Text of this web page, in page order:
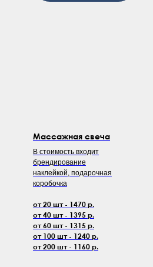
Массажная свеча
В стоимость входит
брендирование
наклейкой, подарочная
коробочка
от 20 шт - 1470 р.
от 40 шт - 1395 р.
от 60 шт - 1315 р.
от 100 шт - 1240 р.
от 200 шт - 1160 р.